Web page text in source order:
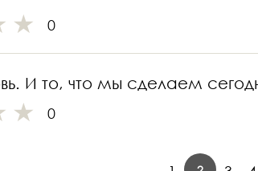
0
И то, что мы сделаем
0